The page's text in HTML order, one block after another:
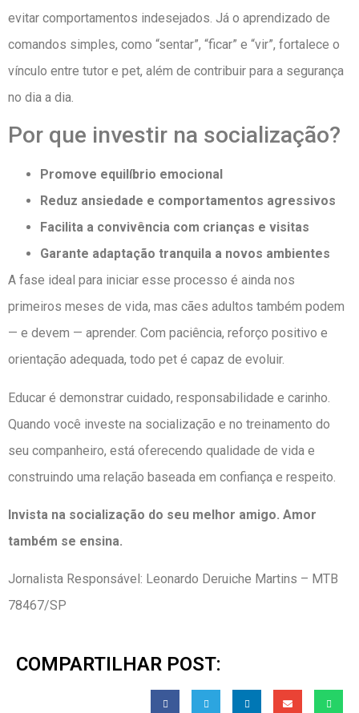
evitar comportamentos indesejados. Já o aprendizado de
comandos simples, como “sentar”, “ficar” e “vir”, fortalece o
vínculo entre tutor e pet, além de contribuir para a segurança
no dia a dia.
Por que investir na socialização?
Promove equilíbrio emocional
Reduz ansiedade e comportamentos agressivos
Facilita a convivência com crianças e visitas
Garante adaptação tranquila a novos ambientes
A fase ideal para iniciar esse processo é ainda nos
primeiros meses de vida, mas cães adultos também podem
— e devem — aprender. Com paciência, reforço positivo e
orientação adequada, todo pet é capaz de evoluir.
Educar é demonstrar cuidado, responsabilidade e carinho.
Quando você investe na socialização e no treinamento do
seu companheiro, está oferecendo qualidade de vida e
construindo uma relação baseada em confiança e respeito.
Invista na socialização do seu melhor amigo. Amor
também se ensina.
Jornalista Responsável: Leonardo Deruiche Martins – MTB
78467/SP
COMPARTILHAR POST: